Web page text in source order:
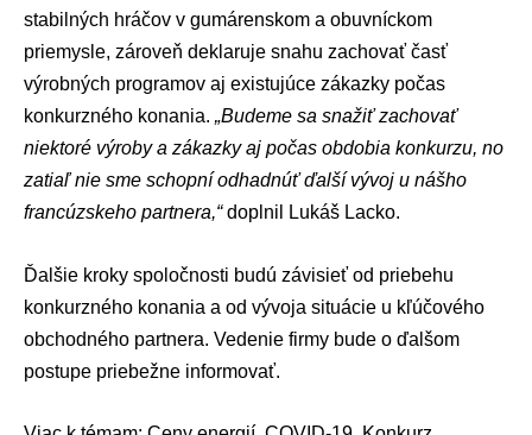
stabilných hráčov v gumárenskom a obuvníckom
priemysle, zároveň deklaruje snahu zachovať časť
výrobných programov aj existujúce zákazky počas
konkurzného konania. „Budeme sa snažiť zachovať
niektoré výroby a zákazky aj počas obdobia konkurzu, no
zatiaľ nie sme schopní odhadnúť ďalší vývoj u nášho
francúzskeho partnera,“doplnil Lukáš Lacko.
Ďalšie kroky spoločnosti budú závisieť od priebehu
konkurzného konania a od vývoja situácie u kľúčového
obchodného partnera. Vedenie firmy bude o ďalšom
postupe priebežne informovať.